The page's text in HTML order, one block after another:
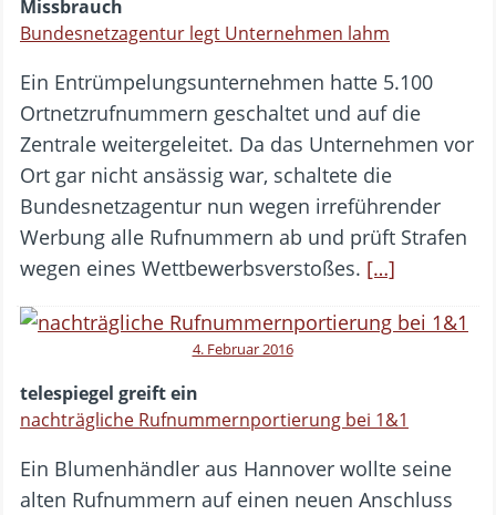
Missbrauch
Bundesnetzagentur legt Unternehmen lahm
Ein Entrümpelungsunternehmen hatte 5.100
Ortnetzrufnummern geschaltet und auf die
Zentrale weitergeleitet. Da das Unternehmen vor
Ort gar nicht ansässig war, schaltete die
Bundesnetzagentur nun wegen irreführender
Werbung alle Rufnummern ab und prüft Strafen
wegen eines Wettbewerbsverstoßes. […]
4. Februar 2016
telespiegel greift ein
nachträgliche Rufnummernportierung bei 1&1
Ein Blumenhändler aus Hannover wollte seine
alten Rufnummern auf einen neuen Anschluss